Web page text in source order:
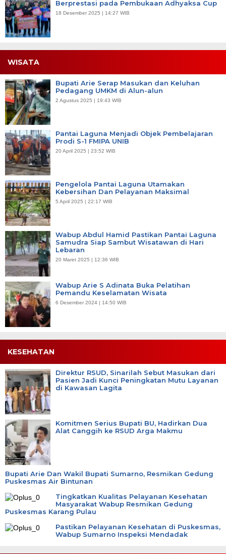
Berprestasi pada Pembukaan Adhyaksa Cup
18 Desember 2025 | 14:27 WIB
WISATA
Bupati Arie Serap Masukan dan Keluhan
Pedagang UMKM di Alun-alun
2 Agustus 2025 | 19:43 WIB
Pantai Laguna Menjadi Objek Pembelajaran
Prodi S-1 FMIPA UNIB
20 April 2025 | 23:52 WIB
Pengelola Pantai Laguna Utamakan
Kebersihan Dan Pelayanan Maksimal
5 April 2025 | 22:17 WIB
Wabup Abdul Hamid Pastikan Pantai Laguna
Samudra Siap Sambut Wisatawan di Hari
Lebaran
20 Maret 2025 | 12:36 WIB
Wabup Arie S Adinata Buka Pelatihan
Pemandu Keselamatan Wisata
6 Desember 2024 | 14:50 WIB
KESEHATAN
Direktur RSUD, Sinarilah Sebut Masukan dari
Pasien Jadi Kunci Peningkatan Mutu Layanan
di Kawasan Lagita
Komitmen Serius Bupati BU, Hadirkan Dua
Alat Canggih ke RSUD Arga Makmu
Bupati Arie Dan Wakil Bupati Sumarno, Resmikan Gedung
Puskesmas Air Bintunan
Tingkatkan Kualitas Pelayanan Kesehatan
Masyarakat Wabup Resmikan Gedung
Puskesmas Karang Pulau
Pastikan Pelayanan Kesehatan di Puskesmas,
Wabup Sumarno Inspeksi Mendadak